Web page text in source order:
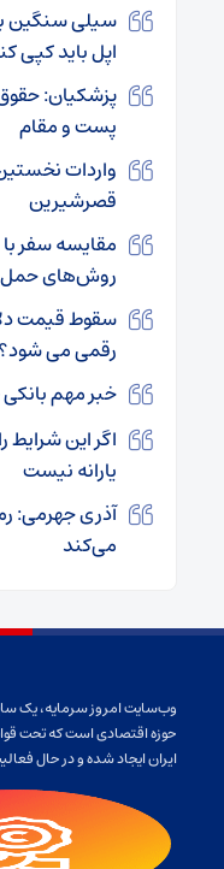
سیلی سنگین
اپل باید کپی
پزشکیان: حقوق
پست و مقام
واردات
قصرشیرین
مقایسه سفر با
روش‌های
رقمی می شود؟
خبر مهم
اگر این شرایط
یارانه نیست
آذری جهرمی:
می‌کند
وب‌سایت امروز سرمایه، یک
حوزه اقتصادی است که تحت
ایران ایجاد شده و در حال